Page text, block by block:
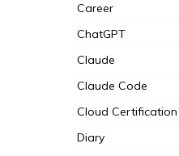
Career
ChatGPT
Claude
Claude Code
Cloud Certification
Diary